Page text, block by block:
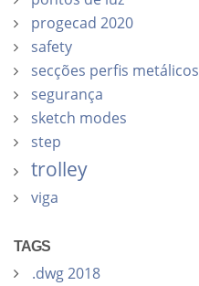
progecad 2020
safety
secções perfis metálicos
segurança
sketch modes
step
trolley
viga
TAGS
.dwg 2018